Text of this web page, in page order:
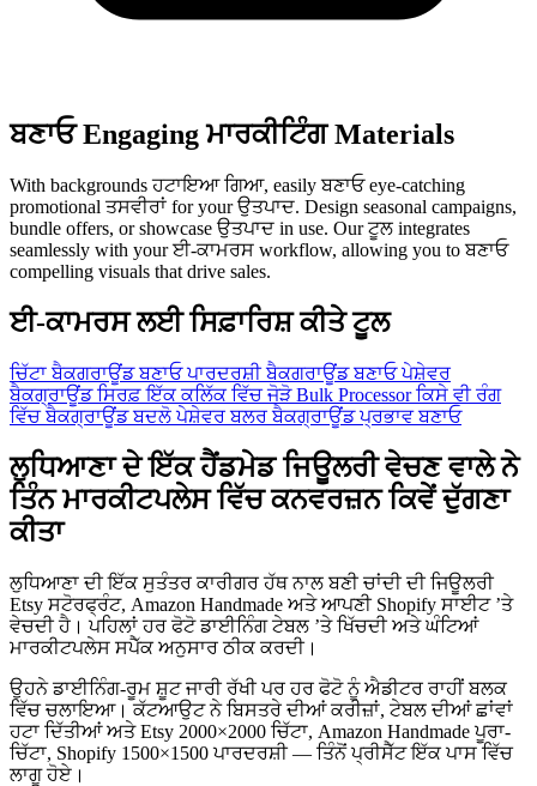
ਬਣਾਓ Engaging ਮਾਰਕੀਟਿੰਗ Materials
With backgrounds ਹਟਾਇਆ ਗਿਆ, easily ਬਣਾਓ eye-catching
promotional ਤਸਵੀਰਾਂ for your ਉਤਪਾਦ. Design seasonal campaigns,
bundle offers, or showcase ਉਤਪਾਦ in use. Our ਟੂਲ integrates
seamlessly with your ਈ-ਕਾਮਰਸ workflow, allowing you to ਬਣਾਓ
compelling visuals that drive sales.
ਈ-ਕਾਮਰਸ ਲਈ ਸਿਫ਼ਾਰਿਸ਼ ਕੀਤੇ ਟੂਲ
ਚਿੱਟਾ ਬੈਕਗਰਾਊਂਡ ਬਣਾਓਪਾਰਦਰਸ਼ੀ ਬੈਕਗਰਾਊਂਡ ਬਣਾਓਪੇਸ਼ੇਵਰ
ਬੈਕਗ੍ਰਾਊਂਡ ਸਿਰਫ਼ ਇੱਕ ਕਲਿੱਕ ਵਿੱਚ ਜੋੜੋBulk Processorਕਿਸੇ ਵੀ ਰੰਗ
ਵਿੱਚ ਬੈਕਗ੍ਰਾਊਂਡ ਬਦਲੋਪੇਸ਼ੇਵਰ ਬਲਰ ਬੈਕਗ੍ਰਾਊਂਡ ਪ੍ਰਭਾਵ ਬਣਾਓ
ਲੁਧਿਆਣਾ ਦੇ ਇੱਕ ਹੈਂਡਮੇਡ ਜਿਊਲਰੀ ਵੇਚਣ ਵਾਲੇ ਨੇ
ਤਿੰਨ ਮਾਰਕੀਟਪਲੇਸ ਵਿੱਚ ਕਨਵਰਜ਼ਨ ਕਿਵੇਂ ਦੁੱਗਣਾ
ਕੀਤਾ
ਲੁਧਿਆਣਾ ਦੀ ਇੱਕ ਸੁਤੰਤਰ ਕਾਰੀਗਰ ਹੱਥ ਨਾਲ ਬਣੀ ਚਾਂਦੀ ਦੀ ਜਿਊਲਰੀ
Etsy ਸਟੋਰਫ੍ਰੰਟ, Amazon Handmade ਅਤੇ ਆਪਣੀ Shopify ਸਾਈਟ ’ਤੇ
ਵੇਚਦੀ ਹੈ। ਪਹਿਲਾਂ ਹਰ ਫੋਟੋ ਡਾਈਨਿੰਗ ਟੇਬਲ ’ਤੇ ਖਿੱਚਦੀ ਅਤੇ ਘੰਟਿਆਂ
ਮਾਰਕੀਟਪਲੇਸ ਸਪੈੱਕ ਅਨੁਸਾਰ ਠੀਕ ਕਰਦੀ।
ਉਹਨੇ ਡਾਈਨਿੰਗ-ਰੂਮ ਸ਼ੂਟ ਜਾਰੀ ਰੱਖੀ ਪਰ ਹਰ ਫੋਟੋ ਨੂੰ ਐਡੀਟਰ ਰਾਹੀਂ ਬਲਕ
ਵਿੱਚ ਚਲਾਇਆ। ਕੱਟਆਉਟ ਨੇ ਬਿਸਤਰੇ ਦੀਆਂ ਕਰੀਜ਼ਾਂ, ਟੇਬਲ ਦੀਆਂ ਛਾਂਵਾਂ
ਹਟਾ ਦਿੱਤੀਆਂ ਅਤੇ Etsy 2000×2000 ਚਿੱਟਾ, Amazon Handmade ਪੂਰਾ-
ਚਿੱਟਾ, Shopify 1500×1500 ਪਾਰਦਰਸ਼ੀ — ਤਿੰਨੋਂ ਪ੍ਰੀਸੈੱਟ ਇੱਕ ਪਾਸ ਵਿੱਚ
ਲਾਗੂ ਹੋਏ।